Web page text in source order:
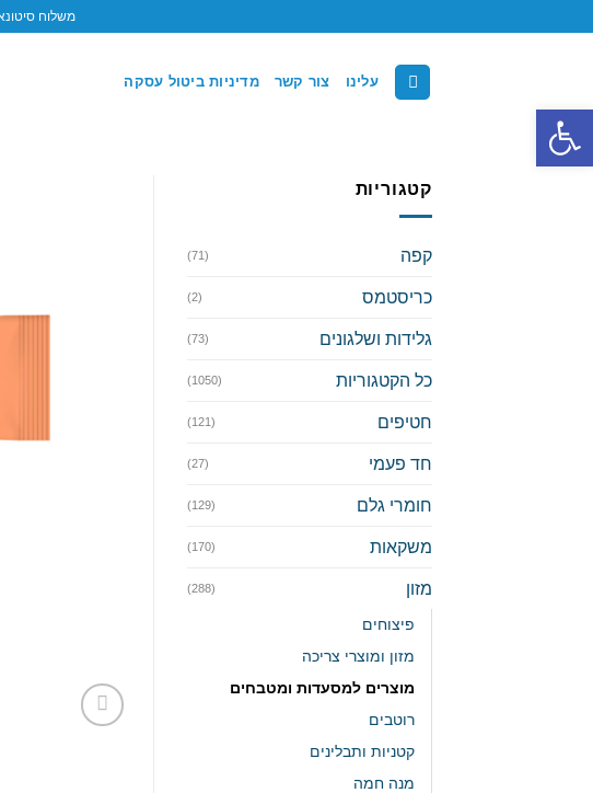
משלוח סיטונאי
עלינו צור קשר מדיניות ביטול עסקה
קטגוריות
קפה (71)
כריסטמס (2)
גלידות ושלגונים (73)
כל הקטגוריות (1050)
חטיפים (121)
חד פעמי (27)
חומרי גלם (129)
משקאות (170)
מזון (288)
פיצוחים
מזון ומוצרי צריכה
מוצרים למסעדות ומטבחים
רוטבים
קטניות ותבלינים
מנה חמה
פתח סרגל נגישות